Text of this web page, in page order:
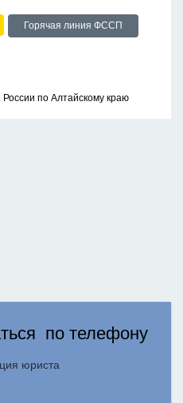
Горячая линия ФССП
по Алтайскому краю